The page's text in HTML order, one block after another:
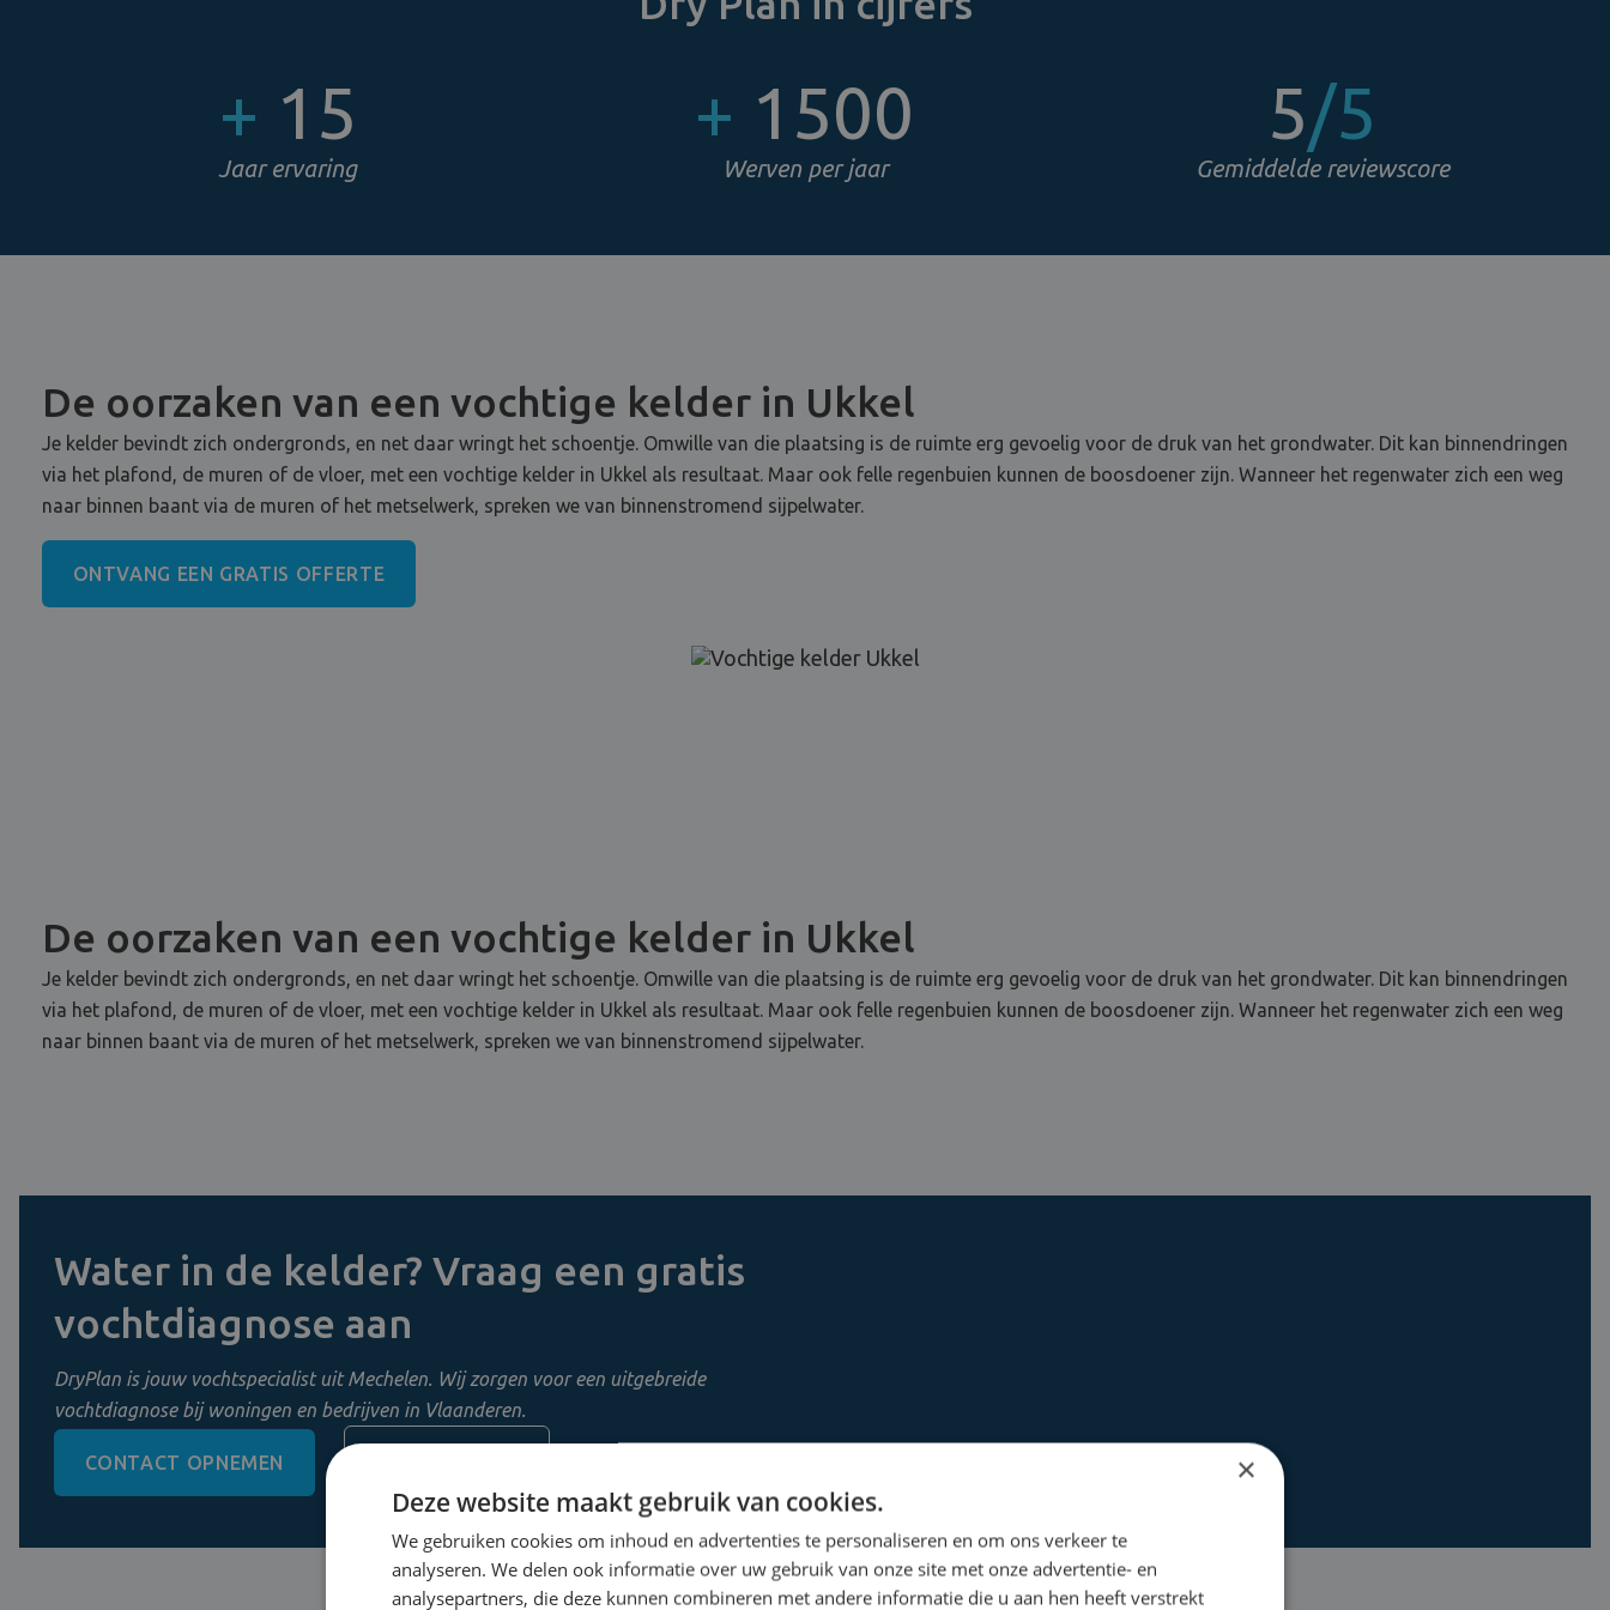
+ 15
Jaar ervaring
+ 1500
Werven per jaar
5/5
Gemiddelde reviewscore
De oorzaken van een vochtige kelder in Ukkel
Je kelder bevindt zich ondergronds, en net daar wringt het schoentje. Omwille van die plaatsing is de ruimte erg gevoelig voor de druk van het grondwater. Dit kan binnendringen
via het plafond, de muren of de vloer, met een vochtige kelder in Ukkel als resultaat. Maar ook felle regenbuien kunnen de boosdoener zijn. Wanneer het regenwater zich een weg
naar binnen baant via de muren of het metselwerk, spreken we van binnenstromend sijpelwater.
ONTVANG EEN GRATIS OFFERTE
De oorzaken van een vochtige kelder in Ukkel
Je kelder bevindt zich ondergronds, en net daar wringt het schoentje. Omwille van die plaatsing is de ruimte erg gevoelig voor de druk van het grondwater. Dit kan binnendringen
via het plafond, de muren of de vloer, met een vochtige kelder in Ukkel als resultaat. Maar ook felle regenbuien kunnen de boosdoener zijn. Wanneer het regenwater zich een weg
naar binnen baant via de muren of het metselwerk, spreken we van binnenstromend sijpelwater.
Water in de kelder? Vraag een gratis
vochtdiagnose aan
DryPlan is jouw vochtspecialist uit Mechelen. Wij zorgen voor een uitgebreide
vochtdiagnose bij woningen en bedrijven in Vlaanderen.
CONTACT OPNEMEN ×
Deze website maakt gebruik van cookies.
We gebruiken cookies om inhoud en advertenties te personaliseren en om ons verkeer te
analyseren. We delen ook informatie over uw gebruik van onze site met onze advertentie- en
analysepartners, die deze kunnen combineren met andere informatie die u aan hen heeft verstrekt